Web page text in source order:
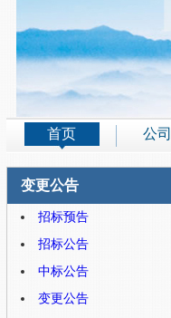
首页 公
变更公告
招标预告
招标公告
中标公告
变更公告